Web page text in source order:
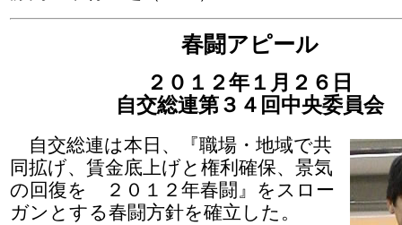
春闘アピール
２０１２年１月２６日
自交総連第３４回中央委員会
自交総連は本日、『職場・地域で共
同拡げ、賃金底上げと権利確保、景気
の回復を ２０１２年春闘』をスロー
ガンとする春闘方針を確立した。